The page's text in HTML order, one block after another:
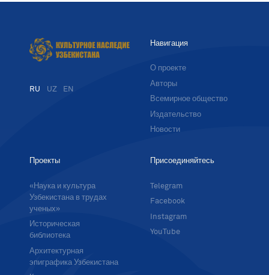
RU UZ EN
Навигация
О проекте
Авторы
Всемирное общество
Издательство
Новости
Проекты
«Наука и культура
Узбекистана в трудах
ученых»
Историческая
библиотека
Архитектурная
эпиграфика Узбекистана
Присоединяйтесь
Telegram
Facebook
Instagram
YouTube